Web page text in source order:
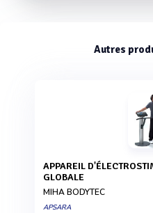
Autres
APPAREIL D'ÉLECTROSTIMULATION DYNAMIQUE
GLOBALE
MIHA BODYTEC
APSARA